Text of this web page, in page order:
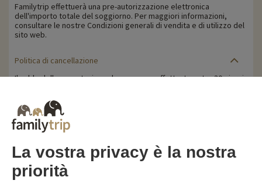
Familytrip effettuerà una pre-autorizzazione elettronica
dell'importo totale del soggiorno. Per maggiori informazioni,
consultare le nostre Condizioni generali di vendita e di utilizzo del
sito web.
Politica di cancellazione
Il saldo della prenotazione deve essere effettuato entro 30 giorni
prima dell'inizio del soggiorno.
Le penali di cancellazione sono calcolate in base alla seguente
- Cancellazione a partire da 30 giorni prima dell'inizio del
soggiorno: trattenuta della caparra.
- Cancellazione a meno di 30 giorni dall'inizio del soggiorno: 100%
del prezzo del soggiorno trattenuto.
La vostra privacy è la nostra
priorità